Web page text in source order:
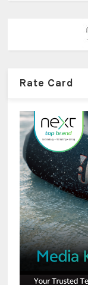
Rate Card